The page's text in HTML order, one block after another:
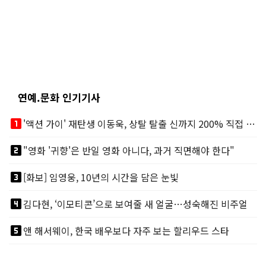
연예.문화 인기기사
looks_one
'액션 가이' 재탄생 이동욱, 상탈 탈출 신까지 200% 직접 소화
looks_two"영화 '귀향'은 반일 영화 아니다, 과거 직면해야 한다"
looks_3[화보] 임영웅, 10년의 시간을 담은 눈빛
looks_4김다현, ‘이모티콘’으로 보여줄 새 얼굴…성숙해진 비주얼
looks_5앤 해서웨이, 한국 배우보다 자주 보는 할리우드 스타